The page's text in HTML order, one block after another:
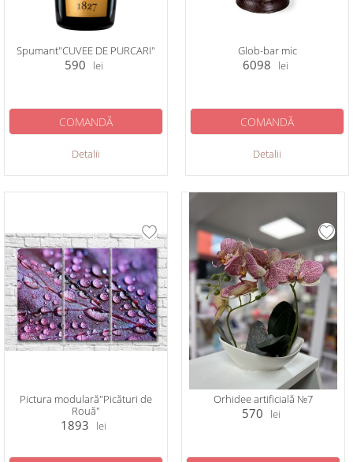
Spumant"CUVEE DE PURCARI"
590 lei
Detalii
COMANDĂ
Glob-bar mic
6098 lei
Detalii
COMANDĂ
Pictura modulară"Picături de
Rouă"
1893 lei
Orhidee artificială №7
570 lei